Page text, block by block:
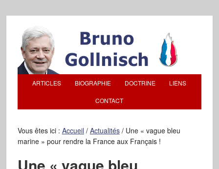
ARTICLES BIOGRAPHIE DOCTRINE LIENS
CONTACT
Vous êtes ici : Accueil / Actualités /Une « vague bleu
marine » pour rendre la France aux Français !